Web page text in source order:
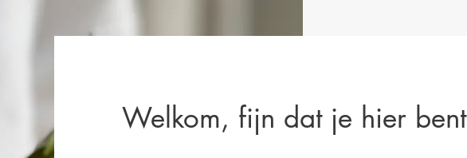
Welkom, fijn dat je hier bent